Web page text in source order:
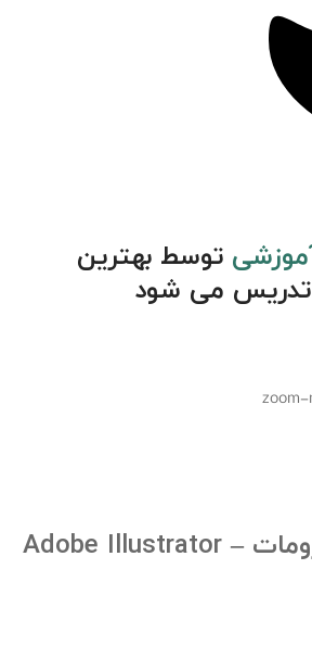
توسط بهترین
تدریس می شود
دوره آموزش ملزومات – Adobe Illustrator